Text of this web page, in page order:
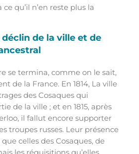
ce qu’il n’en reste plus la
déclin de la ville et de
se termina, comme on le sait,
de la France. En 1814, La ville
des Cosaques qui
de la ville ; et en 1815, après
il fallut encore supporter
troupes russes. Leur présence
celles des Cosaques, de